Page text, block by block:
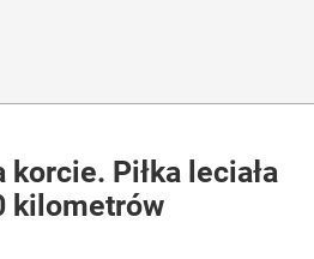
Piłka leciała
kilometrów